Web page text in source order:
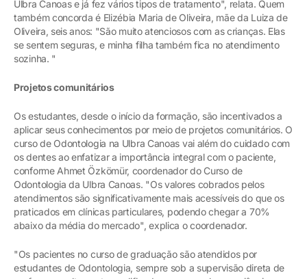
Ulbra Canoas e já fez vários tipos de tratamento", relata. Quem
também concorda é Elizébia Maria de Oliveira, mãe da Luiza de
Oliveira, seis anos: "São muito atenciosos com as crianças. Elas
se sentem seguras, e minha filha também fica no atendimento
sozinha. "
Projetos comunitários
Os estudantes, desde o início da formação, são incentivados a
aplicar seus conhecimentos por meio de projetos comunitários. O
curso de Odontologia na Ulbra Canoas vai além do cuidado com
os dentes ao enfatizar a importância integral com o paciente,
conforme Ahmet Özkömür, coordenador do Curso de
Odontologia da Ulbra Canoas. "Os valores cobrados pelos
atendimentos são significativamente mais acessíveis do que os
praticados em clínicas particulares, podendo chegar a 70%
abaixo da média do mercado", explica o coordenador.
"Os pacientes no curso de graduação são atendidos por
estudantes de Odontologia, sempre sob a supervisão direta de